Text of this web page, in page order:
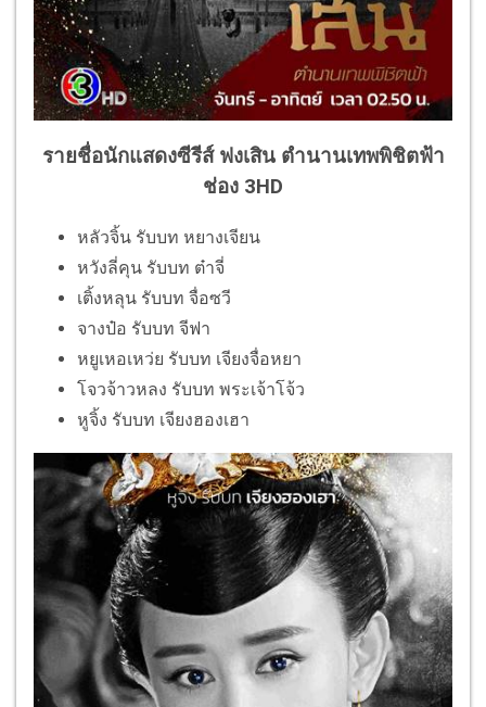
รายชื่อนักแสดงซีรีส์ ฟงเสิน ตำนานเทพพิชิตฟ้า
ช่อง 3HD
หลัวจิ้น รับบท หยางเจียน
หวังลี่คุน รับบท ต๋าจี่
เติ้งหลุน รับบท จื่อซวี
จางป๋อ รับบท จีฟา
หยูเหอเหว่ย รับบท เจียงจื่อหยา
โจวจ้าวหลง รับบท พระเจ้าโจ้ว
หูจิ้ง รับบท เจียงฮองเฮา